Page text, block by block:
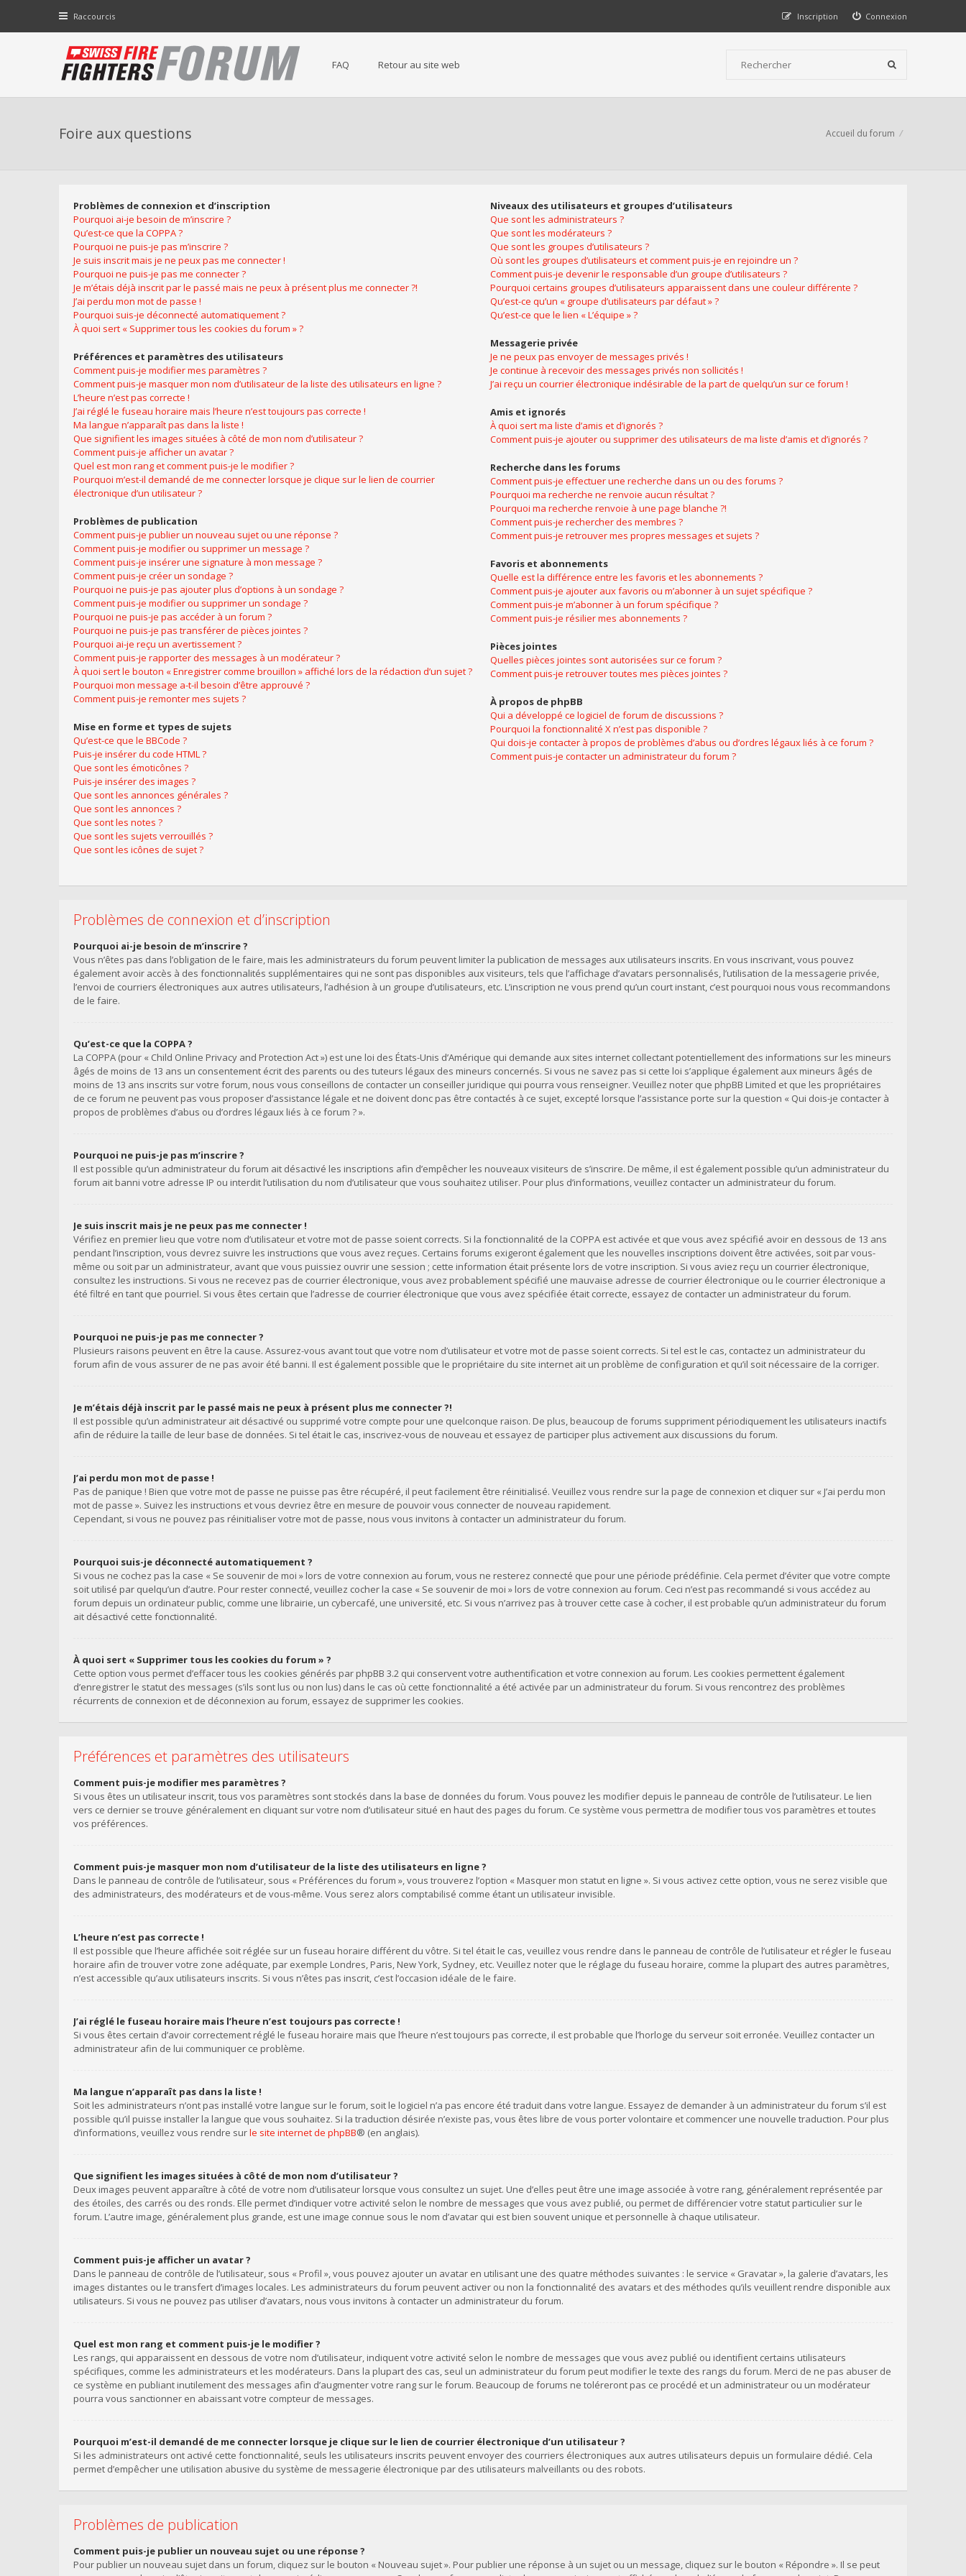
Raccourcis Connexion
Inscription
FAQ Retour au site web
Foire aux questions Accueil du forum
Problèmes de connexion et d’inscription
Pourquoi ai-je besoin de m’inscrire ?
Qu’est-ce que la COPPA ?
Pourquoi ne puis-je pas m’inscrire ?
Je suis inscrit mais je ne peux pas me connecter !
Pourquoi ne puis-je pas me connecter ?
Je m’étais déjà inscrit par le passé mais ne peux à présent plus me connecter ?!
J’ai perdu mon mot de passe !
Pourquoi suis-je déconnecté automatiquement ?
À quoi sert « Supprimer tous les cookies du forum » ?
Préférences et paramètres des utilisateurs
Comment puis-je modifier mes paramètres ?
Comment puis-je masquer mon nom d’utilisateur de la liste des utilisateurs en ligne ?
L’heure n’est pas correcte !
J’ai réglé le fuseau horaire mais l’heure n’est toujours pas correcte !
Ma langue n’apparaît pas dans la liste !
Que signifient les images situées à côté de mon nom d’utilisateur ?
Comment puis-je afficher un avatar ?
Quel est mon rang et comment puis-je le modifier ?
Pourquoi m’est-il demandé de me connecter lorsque je clique sur le lien de courrier
électronique d’un utilisateur ?
Problèmes de publication
Comment puis-je publier un nouveau sujet ou une réponse ?
Comment puis-je modifier ou supprimer un message ?
Comment puis-je insérer une signature à mon message ?
Comment puis-je créer un sondage ?
Pourquoi ne puis-je pas ajouter plus d’options à un sondage ?
Comment puis-je modifier ou supprimer un sondage ?
Pourquoi ne puis-je pas accéder à un forum ?
Pourquoi ne puis-je pas transférer de pièces jointes ?
Pourquoi ai-je reçu un avertissement ?
Comment puis-je rapporter des messages à un modérateur ?
À quoi sert le bouton « Enregistrer comme brouillon » affiché lors de la rédaction d’un sujet ?
Pourquoi mon message a-t-il besoin d’être approuvé ?
Comment puis-je remonter mes sujets ?
Mise en forme et types de sujets
Qu’est-ce que le BBCode ?
Puis-je insérer du code HTML ?
Que sont les émoticônes ?
Puis-je insérer des images ?
Que sont les annonces générales ?
Que sont les annonces ?
Que sont les notes ?
Que sont les sujets verrouillés ?
Que sont les icônes de sujet ?
Niveaux des utilisateurs et groupes d’utilisateurs
Que sont les administrateurs ?
Que sont les modérateurs ?
Que sont les groupes d’utilisateurs ?
Où sont les groupes d’utilisateurs et comment puis-je en rejoindre un ?
Comment puis-je devenir le responsable d’un groupe d’utilisateurs ?
Pourquoi certains groupes d’utilisateurs apparaissent dans une couleur différente ?
Qu’est-ce qu’un « groupe d’utilisateurs par défaut » ?
Qu’est-ce que le lien « L’équipe » ?
Messagerie privée
Je ne peux pas envoyer de messages privés !
Je continue à recevoir des messages privés non sollicités !
J’ai reçu un courrier électronique indésirable de la part de quelqu’un sur ce forum !
Amis et ignorés
À quoi sert ma liste d’amis et d’ignorés ?
Comment puis-je ajouter ou supprimer des utilisateurs de ma liste d’amis et d’ignorés ?
Recherche dans les forums
Comment puis-je effectuer une recherche dans un ou des forums ?
Pourquoi ma recherche ne renvoie aucun résultat ?
Pourquoi ma recherche renvoie à une page blanche ?!
Comment puis-je rechercher des membres ?
Comment puis-je retrouver mes propres messages et sujets ?
Favoris et abonnements
Quelle est la différence entre les favoris et les abonnements ?
Comment puis-je ajouter aux favoris ou m’abonner à un sujet spécifique ?
Comment puis-je m’abonner à un forum spécifique ?
Comment puis-je résilier mes abonnements ?
Pièces jointes
Quelles pièces jointes sont autorisées sur ce forum ?
Comment puis-je retrouver toutes mes pièces jointes ?
À propos de phpBB
Qui a développé ce logiciel de forum de discussions ?
Pourquoi la fonctionnalité X n’est pas disponible ?
Qui dois-je contacter à propos de problèmes d’abus ou d’ordres légaux liés à ce forum ?
Comment puis-je contacter un administrateur du forum ?
Problèmes de connexion et d’inscription
Pourquoi ai-je besoin de m’inscrire ?
Vous n’êtes pas dans l’obligation de le faire, mais les administrateurs du forum peuvent limiter la publication de messages aux utilisateurs inscrits. En vous inscrivant, vous pouvez
également avoir accès à des fonctionnalités supplémentaires qui ne sont pas disponibles aux visiteurs, tels que l’affichage d’avatars personnalisés, l’utilisation de la messagerie privée,
l’envoi de courriers électroniques aux autres utilisateurs, l’adhésion à un groupe d’utilisateurs, etc. L’inscription ne vous prend qu’un court instant, c’est pourquoi nous vous recommandons
de le faire.
Qu’est-ce que la COPPA ?
La COPPA (pour « Child Online Privacy and Protection Act ») est une loi des États-Unis d’Amérique qui demande aux sites internet collectant potentiellement des informations sur les mineurs
âgés de moins de 13 ans un consentement écrit des parents ou des tuteurs légaux des mineurs concernés. Si vous ne savez pas si cette loi s’applique également aux mineurs âgés de
moins de 13 ans inscrits sur votre forum, nous vous conseillons de contacter un conseiller juridique qui pourra vous renseigner. Veuillez noter que phpBB Limited et que les propriétaires
de ce forum ne peuvent pas vous proposer d’assistance légale et ne doivent donc pas être contactés à ce sujet, excepté lorsque l’assistance porte sur la question « Qui dois-je contacter à
propos de problèmes d’abus ou d’ordres légaux liés à ce forum ? ».
Pourquoi ne puis-je pas m’inscrire ?
Il est possible qu’un administrateur du forum ait désactivé les inscriptions afin d’empêcher les nouveaux visiteurs de s’inscrire. De même, il est également possible qu’un administrateur du
forum ait banni votre adresse IP ou interdit l’utilisation du nom d’utilisateur que vous souhaitez utiliser. Pour plus d’informations, veuillez contacter un administrateur du forum.
Je suis inscrit mais je ne peux pas me connecter !
Vérifiez en premier lieu que votre nom d’utilisateur et votre mot de passe soient corrects. Si la fonctionnalité de la COPPA est activée et que vous avez spécifié avoir en dessous de 13 ans
pendant l’inscription, vous devrez suivre les instructions que vous avez reçues. Certains forums exigeront également que les nouvelles inscriptions doivent être activées, soit par vous-
même ou soit par un administrateur, avant que vous puissiez ouvrir une session ; cette information était présente lors de votre inscription. Si vous aviez reçu un courrier électronique,
consultez les instructions. Si vous ne recevez pas de courrier électronique, vous avez probablement spécifié une mauvaise adresse de courrier électronique ou le courrier électronique a
été filtré en tant que pourriel. Si vous êtes certain que l’adresse de courrier électronique que vous avez spécifiée était correcte, essayez de contacter un administrateur du forum.
Pourquoi ne puis-je pas me connecter ?
Plusieurs raisons peuvent en être la cause. Assurez-vous avant tout que votre nom d’utilisateur et votre mot de passe soient corrects. Si tel est le cas, contactez un administrateur du
forum afin de vous assurer de ne pas avoir été banni. Il est également possible que le propriétaire du site internet ait un problème de configuration et qu’il soit nécessaire de la corriger.
Je m’étais déjà inscrit par le passé mais ne peux à présent plus me connecter ?!
Il est possible qu’un administrateur ait désactivé ou supprimé votre compte pour une quelconque raison. De plus, beaucoup de forums suppriment périodiquement les utilisateurs inactifs
afin de réduire la taille de leur base de données. Si tel était le cas, inscrivez-vous de nouveau et essayez de participer plus activement aux discussions du forum.
J’ai perdu mon mot de passe !
Pas de panique ! Bien que votre mot de passe ne puisse pas être récupéré, il peut facilement être réinitialisé. Veuillez vous rendre sur la page de connexion et cliquer sur « J’ai perdu mon
mot de passe ». Suivez les instructions et vous devriez être en mesure de pouvoir vous connecter de nouveau rapidement.
Cependant, si vous ne pouvez pas réinitialiser votre mot de passe, nous vous invitons à contacter un administrateur du forum.
Pourquoi suis-je déconnecté automatiquement ?
Si vous ne cochez pas la case « Se souvenir de moi » lors de votre connexion au forum, vous ne resterez connecté que pour une période prédéfinie. Cela permet d’éviter que votre compte
soit utilisé par quelqu’un d’autre. Pour rester connecté, veuillez cocher la case « Se souvenir de moi » lors de votre connexion au forum. Ceci n’est pas recommandé si vous accédez au
forum depuis un ordinateur public, comme une librairie, un cybercafé, une université, etc. Si vous n’arrivez pas à trouver cette case à cocher, il est probable qu’un administrateur du forum
ait désactivé cette fonctionnalité.
À quoi sert « Supprimer tous les cookies du forum » ?
Cette option vous permet d’effacer tous les cookies générés par phpBB 3.2 qui conservent votre authentification et votre connexion au forum. Les cookies permettent également
d’enregistrer le statut des messages (s’ils sont lus ou non lus) dans le cas où cette fonctionnalité a été activée par un administrateur du forum. Si vous rencontrez des problèmes
récurrents de connexion et de déconnexion au forum, essayez de supprimer les cookies.
Préférences et paramètres des utilisateurs
Comment puis-je modifier mes paramètres ?
Si vous êtes un utilisateur inscrit, tous vos paramètres sont stockés dans la base de données du forum. Vous pouvez les modifier depuis le panneau de contrôle de l’utilisateur. Le lien
vers ce dernier se trouve généralement en cliquant sur votre nom d’utilisateur situé en haut des pages du forum. Ce système vous permettra de modifier tous vos paramètres et toutes
vos préférences.
Comment puis-je masquer mon nom d’utilisateur de la liste des utilisateurs en ligne ?
Dans le panneau de contrôle de l’utilisateur, sous « Préférences du forum », vous trouverez l’option « Masquer mon statut en ligne ». Si vous activez cette option, vous ne serez visible que
des administrateurs, des modérateurs et de vous-même. Vous serez alors comptabilisé comme étant un utilisateur invisible.
L’heure n’est pas correcte !
Il est possible que l’heure affichée soit réglée sur un fuseau horaire différent du vôtre. Si tel était le cas, veuillez vous rendre dans le panneau de contrôle de l’utilisateur et régler le fuseau
horaire afin de trouver votre zone adéquate, par exemple Londres, Paris, New York, Sydney, etc. Veuillez noter que le réglage du fuseau horaire, comme la plupart des autres paramètres,
n’est accessible qu’aux utilisateurs inscrits. Si vous n’êtes pas inscrit, c’est l’occasion idéale de le faire.
J’ai réglé le fuseau horaire mais l’heure n’est toujours pas correcte !
Si vous êtes certain d’avoir correctement réglé le fuseau horaire mais que l’heure n’est toujours pas correcte, il est probable que l’horloge du serveur soit erronée. Veuillez contacter un
administrateur afin de lui communiquer ce problème.
Ma langue n’apparaît pas dans la liste !
Soit les administrateurs n’ont pas installé votre langue sur le forum, soit le logiciel n’a pas encore été traduit dans votre langue. Essayez de demander à un administrateur du forum s’il est
possible qu’il puisse installer la langue que vous souhaitez. Si la traduction désirée n’existe pas, vous êtes libre de vous porter volontaire et commencer une nouvelle traduction. Pour plus
d’informations, veuillez vous rendre surle site internet de phpBB® (en anglais).
Que signifient les images situées à côté de mon nom d’utilisateur ?
Deux images peuvent apparaître à côté de votre nom d’utilisateur lorsque vous consultez un sujet. Une d’elles peut être une image associée à votre rang, généralement représentée par
des étoiles, des carrés ou des ronds. Elle permet d’indiquer votre activité selon le nombre de messages que vous avez publié, ou permet de différencier votre statut particulier sur le
forum. L’autre image, généralement plus grande, est une image connue sous le nom d’avatar qui est bien souvent unique et personnelle à chaque utilisateur.
Comment puis-je afficher un avatar ?
Dans le panneau de contrôle de l’utilisateur, sous « Profil », vous pouvez ajouter un avatar en utilisant une des quatre méthodes suivantes : le service « Gravatar », la galerie d’avatars, les
images distantes ou le transfert d’images locales. Les administrateurs du forum peuvent activer ou non la fonctionnalité des avatars et des méthodes qu’ils veuillent rendre disponible aux
utilisateurs. Si vous ne pouvez pas utiliser d’avatars, nous vous invitons à contacter un administrateur du forum.
Quel est mon rang et comment puis-je le modifier ?
Les rangs, qui apparaissent en dessous de votre nom d’utilisateur, indiquent votre activité selon le nombre de messages que vous avez publié ou identifient certains utilisateurs
spécifiques, comme les administrateurs et les modérateurs. Dans la plupart des cas, seul un administrateur du forum peut modifier le texte des rangs du forum. Merci de ne pas abuser de
ce système en publiant inutilement des messages afin d’augmenter votre rang sur le forum. Beaucoup de forums ne toléreront pas ce procédé et un administrateur ou un modérateur
pourra vous sanctionner en abaissant votre compteur de messages.
Pourquoi m’est-il demandé de me connecter lorsque je clique sur le lien de courrier électronique d’un utilisateur ?
Si les administrateurs ont activé cette fonctionnalité, seuls les utilisateurs inscrits peuvent envoyer des courriers électroniques aux autres utilisateurs depuis un formulaire dédié. Cela
permet d’empêcher une utilisation abusive du système de messagerie électronique par des utilisateurs malveillants ou des robots.
Problèmes de publication
Comment puis-je publier un nouveau sujet ou une réponse ?
Pour publier un nouveau sujet dans un forum, cliquez sur le bouton « Nouveau sujet ». Pour publier une réponse à un sujet ou un message, cliquez sur le bouton « Répondre ». Il se peut